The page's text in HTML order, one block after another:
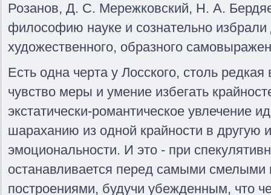
Розанов, Д. С. Мережковский, Н. А.
философию науке и сознательно избрали
художественного, образного
Есть одна черта у Лосского, столь
чувство меры и умение избегать
экстатически-романтическое увлечение
шараханию из одной крайности в другую
эмоциональности. И это - при
останавливается перед самыми смелыми
построениями, будучи убежденным, что